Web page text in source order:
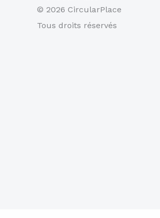
© 2026 CircularPlace
Tous droits réservés